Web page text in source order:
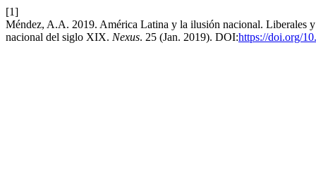
[1]
Méndez, A.A. 2019. América Latina y la ilusión nacional. Liberales
nacional del siglo XIX. Nexus. 25 (Jan. 2019). DOI:https://doi.org/